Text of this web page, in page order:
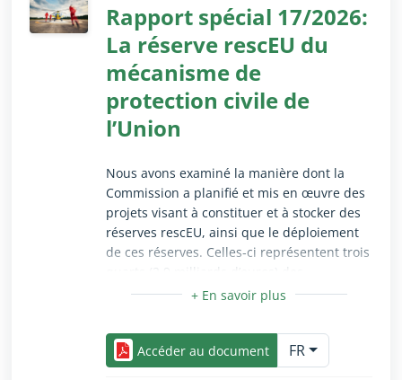
coût/efficacité des rénovations des
bâtiments n’a pas fait l’objet d’un suivi. Nos
recommandations visent à améliorer le
ciblage des mesures de rénovation, la
fiabilité des économies d’énergie déclarées
ainsi que l’évaluation des résultats des
mesures et de leur rapport coût/efficacité.
Rapport spécial 17/2026:
La réserve rescEU du
mécanisme de
protection civile de
l’Union
Nous avons examiné la manière dont la
Commission a planifié et mis en œuvre des
projets visant à constituer et à stocker des
réserves rescEU, ainsi que le déploiement
de ces réserves. Celles‑ci représentent trois
quarts (2,9 milliards d’euros) des
financements du mécanisme de protection
Nous concluons que les réserves rescEU
contribuent de manière utile à la protection
civile européenne, par l’acquisition et la
Accéder au document
FR